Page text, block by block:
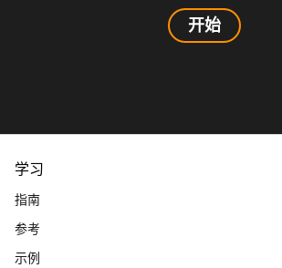
开始
学习
指南
参考
示例